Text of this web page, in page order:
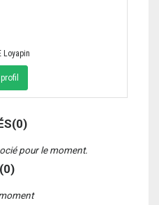
Loyapin
pour le moment.